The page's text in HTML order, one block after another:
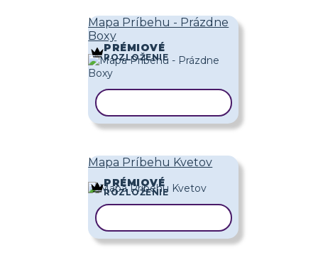
Mapa Príbehu - Prázdne
Boxy
PRÉMIOVÉ
ROZLOŽENIE
Mapa Príbehu Kvetov
PRÉMIOVÉ
ROZLOŽENIE